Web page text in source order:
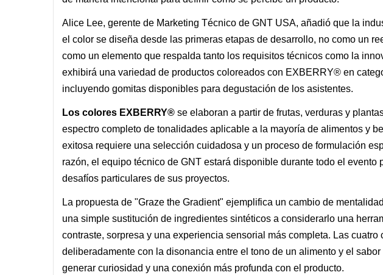
Alice Lee, gerente de Marketing Técnico de GNT USA, añadió que la
el color se diseña desde las primeras etapas de desarrollo, no como un
como un elemento que respalda tanto los requisitos técnicos como la
exhibirá una variedad de productos coloreados con EXBERRY® en
incluyendo gomitas disponibles para degustación de los asistentes.
Los colores EXBERRY® se elaboran a partir de frutas, verduras y
espectro completo de tonalidades aplicable a la mayoría de alimentos y
exitosa requiere una selección cuidadosa y un proceso de formulación
razón, el equipo técnico de GNT estará disponible durante todo el
desafíos particulares de sus proyectos.
La propuesta de "Graze the Gradient" ejemplifica un cambio de
una simple sustitución de ingredientes sintéticos a considerarlo una
contraste, sorpresa y una experiencia sensorial más completa. Las
deliberadamente con la disonancia entre el tono de un alimento y el
generar curiosidad y una conexión más profunda con el producto.